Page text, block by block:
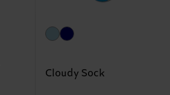
Cloudy Sock